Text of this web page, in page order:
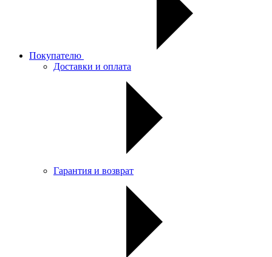
Покупателю
Доставки и оплата
Гарантия и возврат